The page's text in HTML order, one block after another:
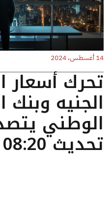
14 أغسطس، 2024
تحرك أسعار
الجنيه وبنك
الوطني
تحديث 08:20 صباحا